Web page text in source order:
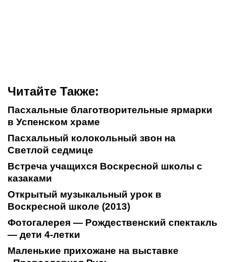
Читайте Также:
Пасхальные благотворительные ярмарки
в Успенском храме
Пасхальный колокольный звон на
Светлой седмице
Встреча учащихся Воскресной школы с
казаками
Открытый музыкальный урок в
Воскресной школе (2013)
Фотогалерея — Рождественский спектакль
— дети 4-летки
Маленькие прихожане на выставке